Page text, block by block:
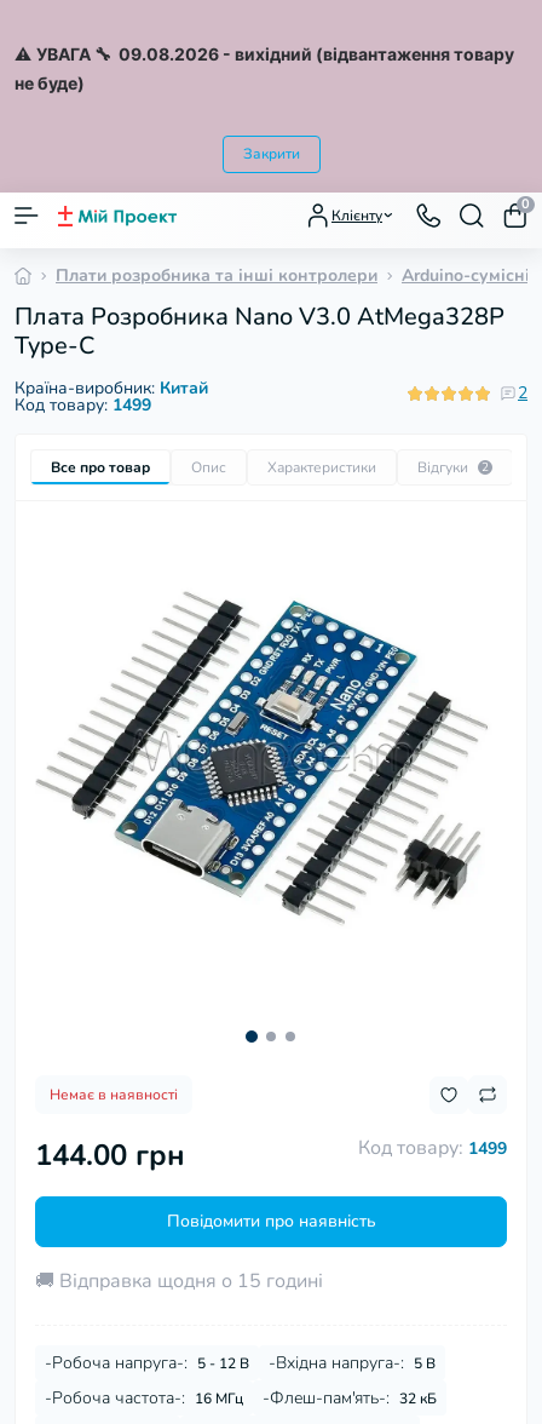
⚠️ УВАГА 🔧 09.08.2026 - вихідний (відвантаження товару
не буде)
Закрити
Клієнту
0
Плати розробника та інші контролери Arduino-сумісні
Плата Розробника Nano V3.0 AtMega328P
Type-C
Країна-виробник: Китай
Код товару: 1499
2
Все про товар Опис Характеристики Відгуки 2
Немає в наявності
Код товару: 1499
144.00 грн
Повідомити про наявність
🚚 Відправка щодня о 15 годині
-Робоча напруга-: 5 - 12 В -Вхідна напруга-: 5 В
-Робоча частота-: 16 МГц -Флеш-пам'ять-: 32 кБ